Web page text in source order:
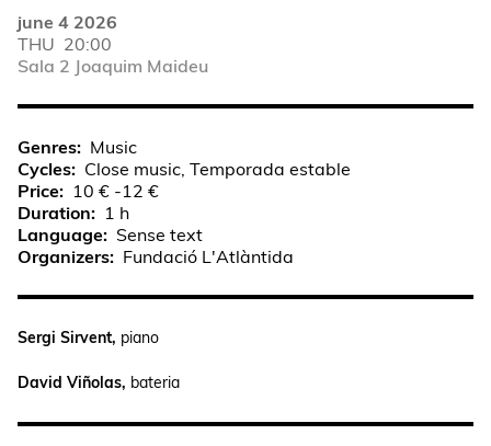
june 4 2026
THU 20:00
Sala 2 Joaquim Maideu
Genres
Music
Cycles
Close music, Temporada estable
Price
10 € -12 €
Duration
1 h
Language
Sense text
Organizers
Fundació L'Atlàntida
Sergi Sirvent, piano
David Viñolas, bateria